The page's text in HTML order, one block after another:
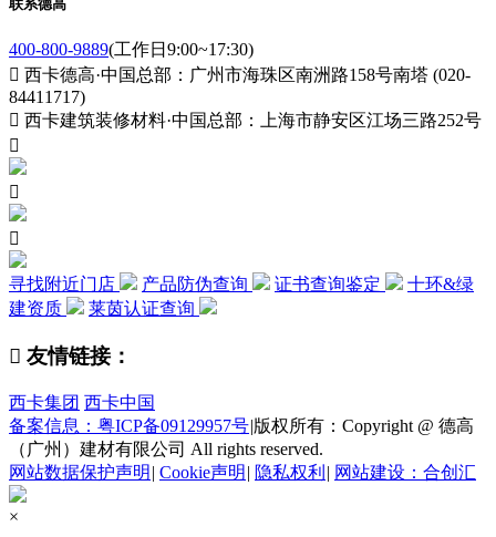
联系德高
400-800-9889(工作日9:00~17:30)
 西卡德高·中国总部：广州市海珠区南洲路158号南塔 (020-
84411717)
 西卡建筑装修材料·中国总部：上海市静安区江场三路252号



寻找附近门店 产品防伪查询 证书查询鉴定
十环&绿
建资质
莱茵认证查询
 友情链接：
西卡集团 西卡中国
备案信息：粤ICP备09129957号|版权所有：Copyright @ 德高
（广州）建材有限公司 All rights reserved.
网站数据保护声明 | Cookie声明 | 隐私权利 | 网站建设：合创汇
×